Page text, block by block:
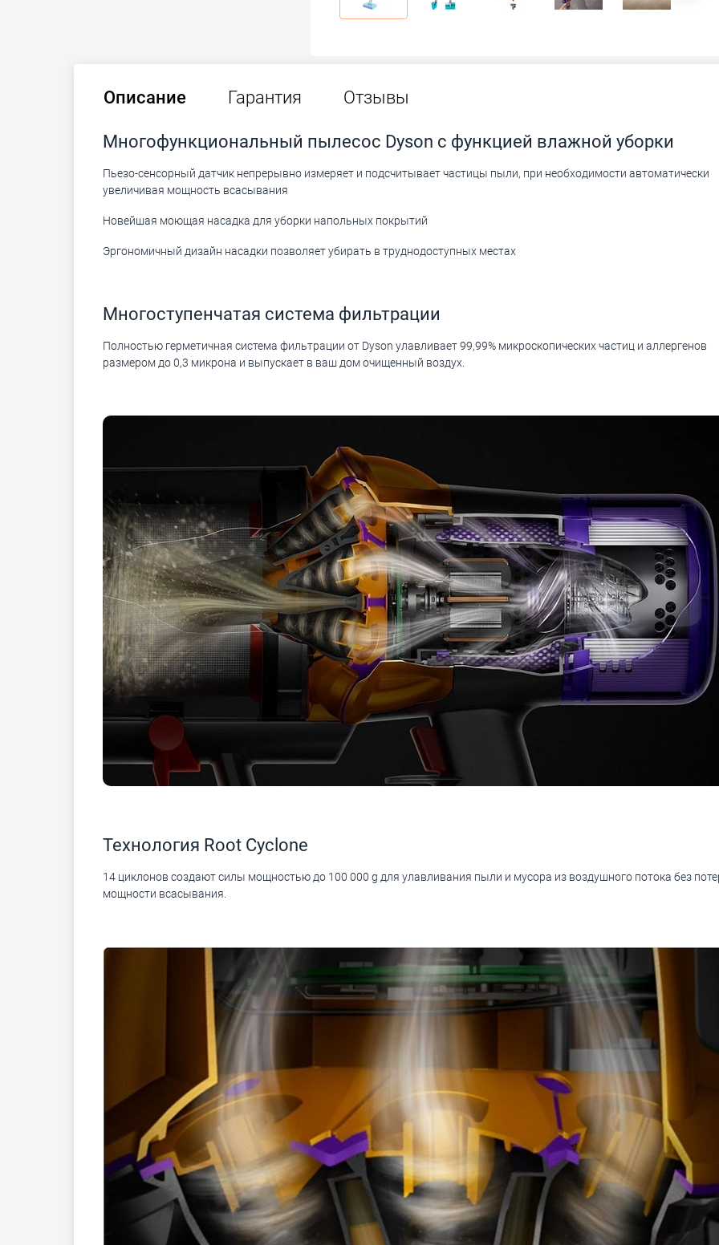
Описание Гарантия Отзывы
Многофункциональный пылесос Dyson с функцией влажной уборки
Пьезо-сенсорный датчик непрерывно измеряет и подсчитывает частицы пыли, при необходимости автоматически
увеличивая мощность всасывания
Новейшая моющая насадка для уборки напольных покрытий
Эргономичный дизайн насадки позволяет убирать в труднодоступных местах
Многоступенчатая система фильтрации
Полностью герметичная система фильтрации от Dyson улавливает 99,99% микроскопических частиц и аллергенов
размером до 0,3 микрона и выпускает в ваш дом очищенный воздух.
Технология Root Cyclone
14 циклонов создают силы мощностью до 100 000 g для улавливания пыли и мусора из воздушного потока без
мощности всасывания.